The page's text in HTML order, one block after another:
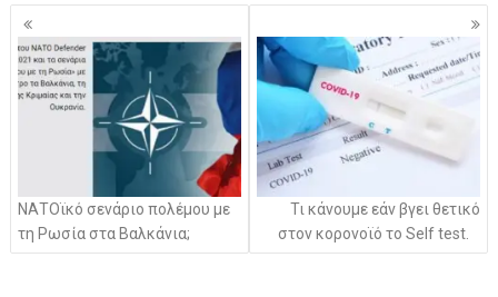
Πλοήγηση
άρθρων
ΝΑΤΟϊκό σενάριο πολέμου με
τη Ρωσία στα Βαλκάνια;
Τι κάνουμε εάν βγει θετικό
στον κορονοϊό το Self test.